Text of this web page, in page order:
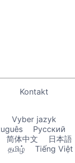
Kontakt
Vyber jazyk
Русский
简体中文 日本語
தமிழ் Tiếng Việt